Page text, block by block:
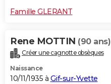
Famille GLERANT
Rene MOTTIN (90 ans)
Créer une cagnotte obsèques
Naissance
10/11/1935 à Gif-sur-Yvette